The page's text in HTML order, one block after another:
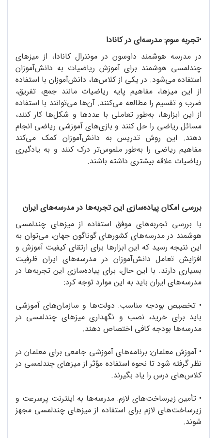
•تجربه سوم: مدرسه‌ای در کانادا
در مدرسه هوشمند داوسون در مونترال کانادا، از میزهای
چندلمسی هوشمند برای آموزش ریاضیات به دانش‌آموزان
استفاده می‌شود. در یکی از کلاس‌ها، دانش‌آموزان با استفاده
از این میزها، مفاهیم پایه ریاضیات مانند جمع، تفریق،
ضرب و تقسیم را مطالعه می‌کنند. آن‌ها می‌توانند با استفاده
از این ابزارها، به‌طور تعاملی با عددها و شکل‌ها کار کنند،
مسائل ریاضی را حل کنند و بازی‌های آموزشی ریاضی انجام
دهند. این روش تدریس به دانش‌آموزان کمک می‌کند
مفاهیم ریاضی را به‌طور ملموس‌تر درک کنند و به یادگیری
ریاضیات علاقه بیشتری داشته باشند.
بررسی امکان پیاده‌سازی این تجربه‌ها در مدرسه‌های ایران
با بررسی تجربه‌‌های موفق استفاده از میزهای چندلمسی
هوشمند در مدرسه‌های کشورهای گوناگون جهان، می‌توان به
این نتیجه رسید که این ابزارها برای ارتقای کیفیت آموزش و
افزایش تعامل دانش‌آموزان در مدرسه‌های ایران ظرفیت
بسیاری دارند. با این حال، برای پیاده‌سازی این تجربه‌ها در
مدرسه‌های ایران باید به این موارد توجه کرد:
• تخصیص بودجه مناسب: دولت‌ها و سازمان‌های آموزشی
باید برای خرید، نصب و نگهداری میزهای چندلمسی در
مدرسه‌ها بودجه کافی اختصاص دهند.
• آموزش معلمان: برنامه‌های آموزشی جامعی برای معلمان در
نظر گرفته شود تا نحوه استفاده مؤثر از میزهای چندلمسی در
کلاس‌های درس را یاد بگیرند.
• تأمین زیرساخت‌های لازم: مدرسه‌ها به اینترنت پرسرعت و
زیرساخت‌های لازم برای استفاده از میزهای چندلمسی مجهز
شوند.